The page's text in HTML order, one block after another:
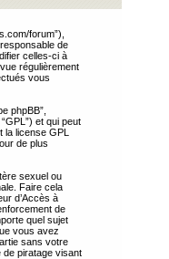
forum”),
de
celles-ci à
régulièrement
vous
phpBB”,
et qui peut
la license GPL
de plus
sexuel ou
Faire cela
d’Accès à
de
quel sujet
vous avez
sans votre
de piratage visant